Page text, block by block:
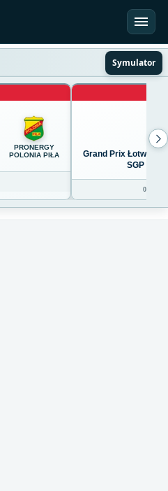
Symulator
PRONERGY
POLONIA PIŁA
Grand Prix Łotwy w
SGP